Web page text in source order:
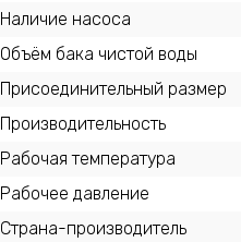
Наличие насоса
Объём бака чистой воды
Присоединительный размер
Производительность
Рабочая температура
Рабочее давление
Страна-производитель